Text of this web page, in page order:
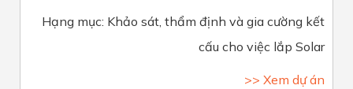
Hạng mục: Khảo sát, thẩm định và gia cường kết
cấu cho việc lắp Solar
>> Xem dự án